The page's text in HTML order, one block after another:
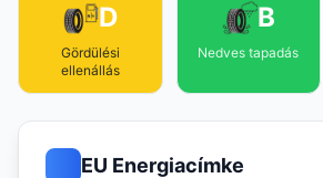
D
Gördülési
ellenállás
B
Nedves tapadás
EU Energiacímke